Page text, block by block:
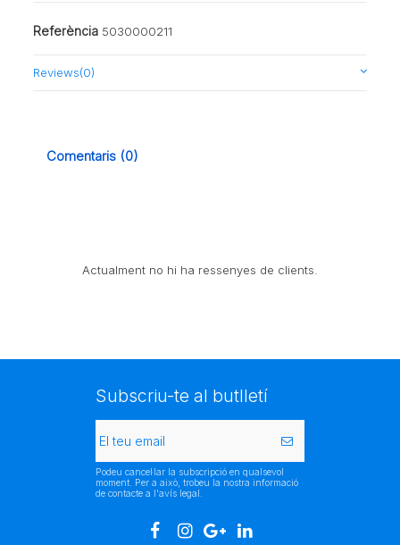
Referència 5030000211
Reviews(0)
Comentaris (0)
Actualment no hi ha ressenyes de clients.
Subscriu-te al butlletí
Podeu cancel·lar la subscripció en qualsevol
moment. Per a això, trobeu la nostra informació
de contacte a l'avís legal.